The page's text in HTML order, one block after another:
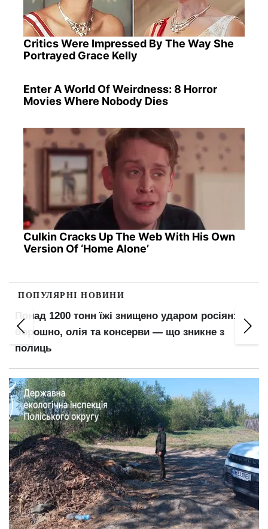
Critics Were Impressed By The Way She
Portrayed Grace Kelly
Enter A World Of Weirdness: 8 Horror
Movies Where Nobody Dies
Culkin Cracks Up The Web With His Own
Version Of ‘Home Alone’
ПОПУЛЯРНІ НОВИНИ
Понад 1200 тонн їжі знищено ударом росіян:
борошно, олія та консерви — що зникне з
полиць